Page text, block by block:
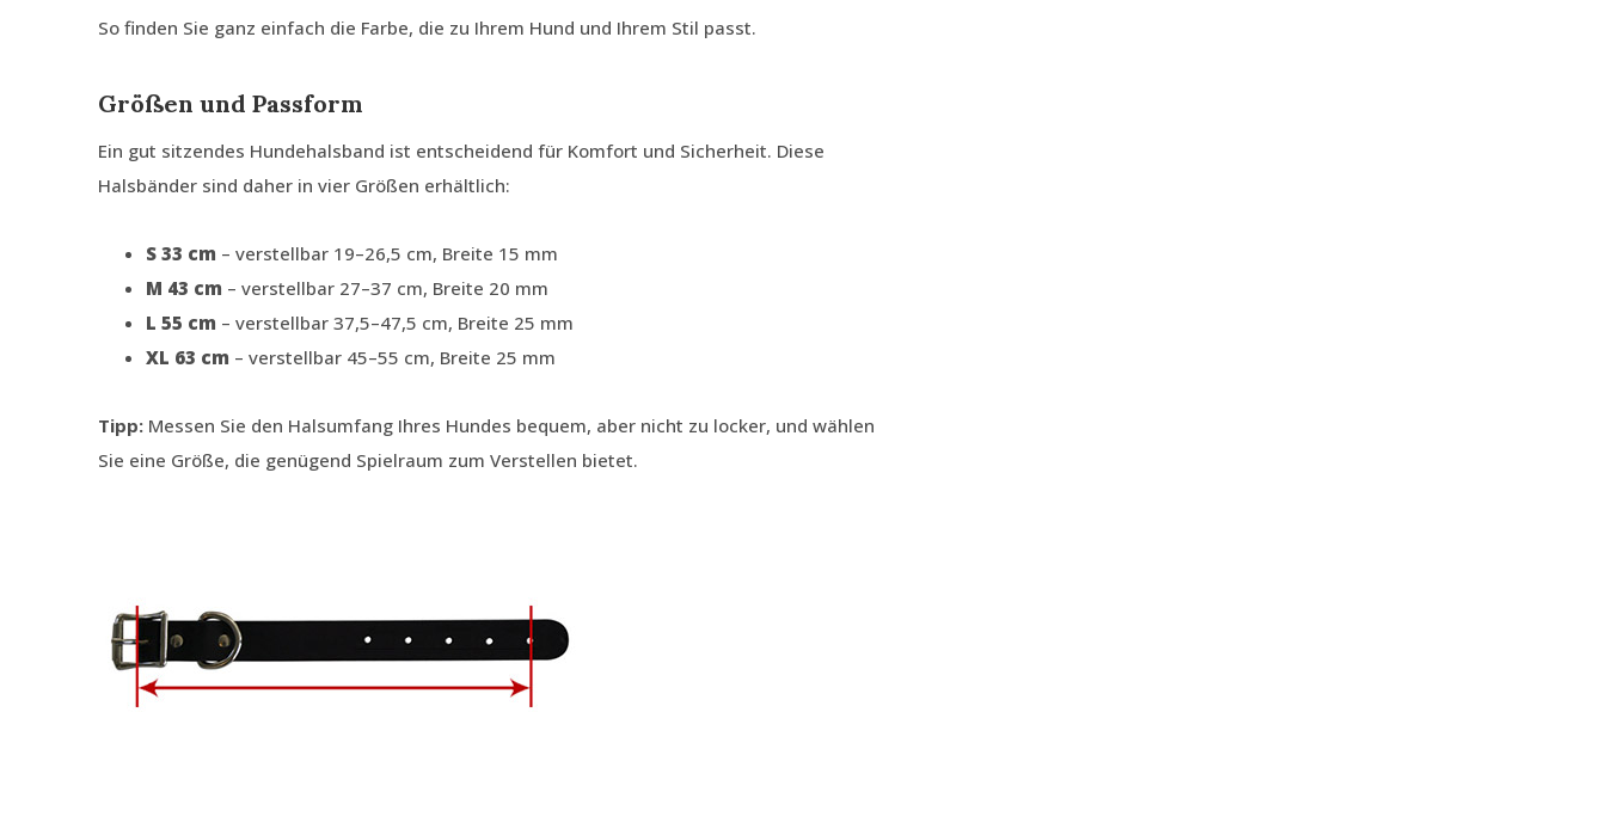
So finden Sie ganz einfach die Farbe, die zu Ihrem Hund und Ihrem Stil passt.
Größen und Passform
Ein gut sitzendes Hundehalsband ist entscheidend für Komfort und Sicherheit. Diese
Halsbänder sind daher in vier Größen erhältlich:
S 33 cm – verstellbar 19–26,5 cm, Breite 15 mm
M 43 cm – verstellbar 27–37 cm, Breite 20 mm
L 55 cm – verstellbar 37,5–47,5 cm, Breite 25 mm
XL 63 cm – verstellbar 45–55 cm, Breite 25 mm
Tipp: Messen Sie den Halsumfang Ihres Hundes bequem, aber nicht zu locker, und wählen
Sie eine Größe, die genügend Spielraum zum Verstellen bietet.